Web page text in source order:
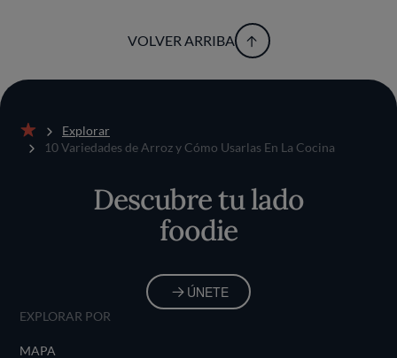
VOLVER ARRIBA
Inicio
Explorar
10 Variedades de Arroz y Cómo Usarlas En La Cocina
Descubre tu lado
foodie
ÚNETE
EXPLORAR POR
MAPA